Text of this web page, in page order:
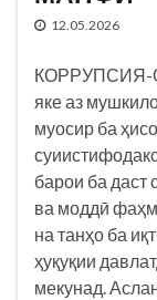
12.05.2026
КОРРУПСИЯ-
яке аз
муосир ба
барои ба даст
ва моддӣ
на танҳо ба
ҳуқуқии
мекунад.